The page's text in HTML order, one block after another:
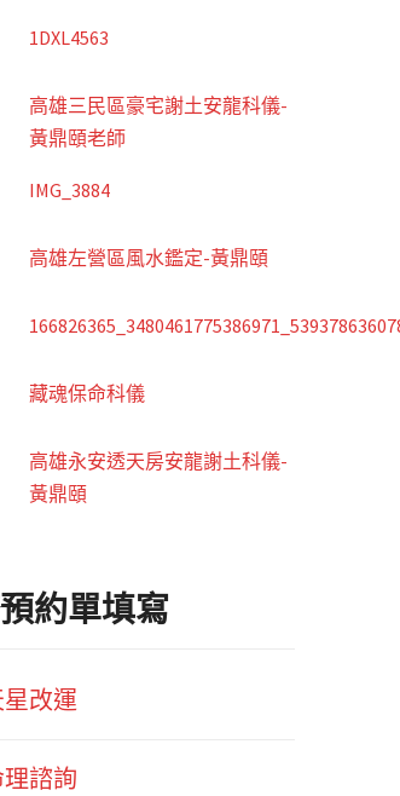
1DXL4563
高雄三民區豪宅謝土安龍科儀-
黃鼎頤老師
IMG_3884
高雄左營區風水鑑定-黃鼎頤
藏魂保命科儀
高雄永安透天房安龍謝土科儀-
黃鼎頤
約單填寫
改運
諮詢